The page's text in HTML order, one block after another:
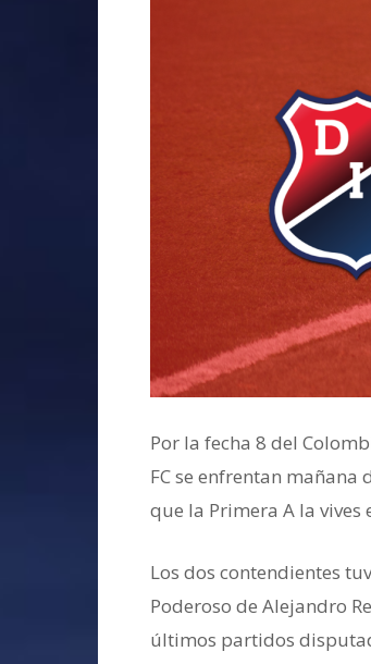
Por la fecha 8 del
FC se enfrentan mañana
que la Primera A la vives
Los dos contendientes
Poderoso de Alejandro
últimos partidos